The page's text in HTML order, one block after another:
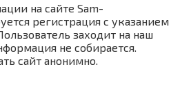
на сайте Sam-
регистрация с указанием
заходит на наш
не собирается.
сайт анонимно.